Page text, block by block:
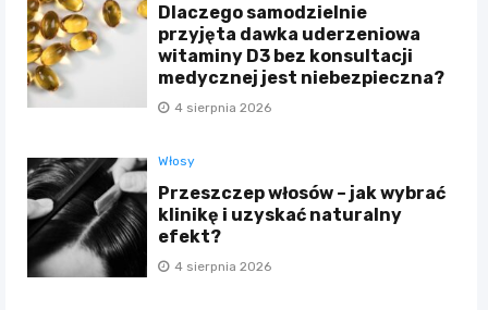
Dlaczego samodzielnie
przyjęta dawka uderzeniowa
witaminy D3 bez konsultacji
medycznej jest niebezpieczna?
4 sierpnia 2026
Włosy
Przeszczep włosów – jak wybrać
klinikę i uzyskać naturalny
efekt?
4 sierpnia 2026